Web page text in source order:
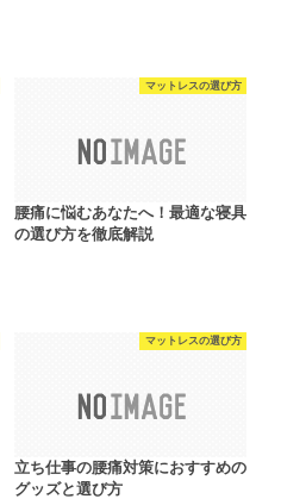
マットレスの選び方
腰痛に悩むあなたへ！最適な寝具
の選び方を徹底解説
マットレスの選び方
立ち仕事の腰痛対策におすすめの
グッズと選び方